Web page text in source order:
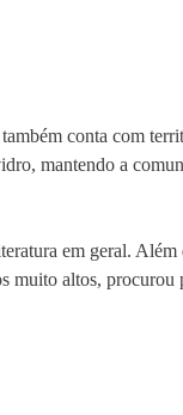
conta com
mantendo a
em geral.
muito altos, procurou